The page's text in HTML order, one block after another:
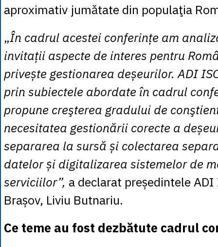
aproximativ jumătate din populaţia
„În cadrul acestei conferințe am
invitații aspecte de interes pentru
privește gestionarea deșeurilor. ADI
prin subiectele abordate în cadrul
propune creşterea gradului de
necesitatea gestionării corecte a
separarea la sursă și colectarea
datelor și digitalizarea sistemelor de
serviciilor”, a declarat președintele ADI
Brașov, Liviu Butnariu.
Ce teme au fost dezbătute cadrul